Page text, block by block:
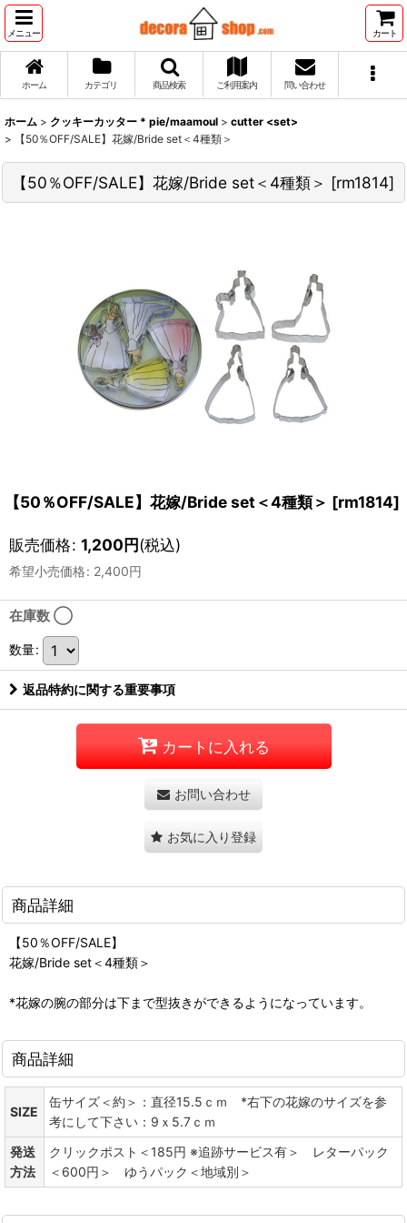
メニュー カート
ホーム カテゴリ 商品検索 ご利用案内 問い合わせ
ホーム > クッキーカッター * pie/maamoul > cutter <set>
>
【50％OFF/SALE】花嫁/Bride set＜4種類＞
【50％OFF/SALE】花嫁/Bride set＜4種類＞ [rm1814]
【50％OFF/SALE】花嫁/Bride set＜4種類＞ [rm1814]
販売価格: 1,200円(税込)
希望小売価格: 2,400円
在庫数 ◯
数量:
返品特約に関する重要事項
カートに入れる
お問い合わせ
お気に入り登録
商品詳細
【50％OFF/SALE】
花嫁/Bride set＜4種類＞
*花嫁の腕の部分は下まで型抜きができるようになっています。
商品詳細
SIZE
缶サイズ＜約＞：直径15.5ｃｍ *右下の花嫁のサイズを参
考にして下さい：9ｘ5.7ｃｍ
発送
方法
クリックポスト＜185円 ※追跡サービス有＞ レターパック
＜600円＞ ゆうパック＜地域別＞